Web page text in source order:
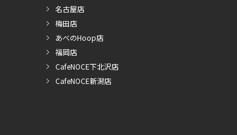
名古屋店
梅田店
あべのHoop店
福岡店
CafeNOCE下北沢店
CafeNOCE新潟店